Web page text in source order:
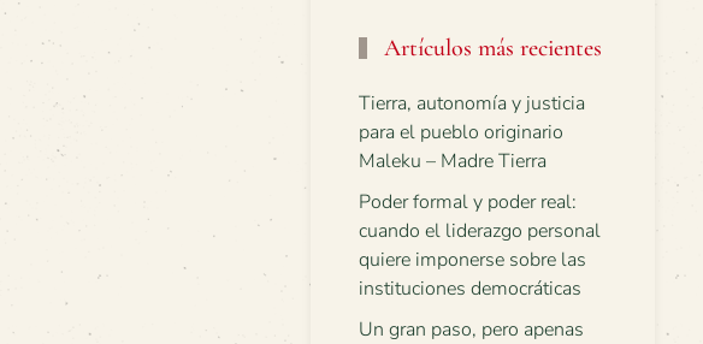
Artículos más recientes
Tierra, autonomía y justicia
para el pueblo originario
Maleku – Madre Tierra
Poder formal y poder real:
cuando el liderazgo personal
quiere imponerse sobre las
instituciones democráticas
Un gran paso, pero apenas